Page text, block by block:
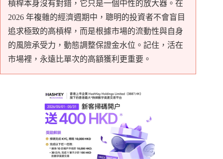
槓桿本身沒有對錯，它只是一個中性的放大器。在
2026 年複雜的經濟週期中，聰明的投資者不會盲目
追求極致的高槓桿，而是根據市場的流動性與自身
的風險承受力，動態調整保證金水位。記住，活在
市場裡，永遠比單次的高額獲利更重要。